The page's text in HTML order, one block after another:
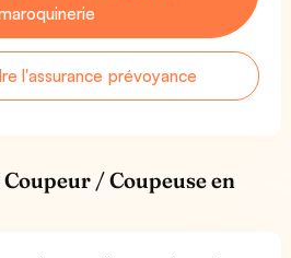
l'assurance prévoyance
/ Coupeuse en